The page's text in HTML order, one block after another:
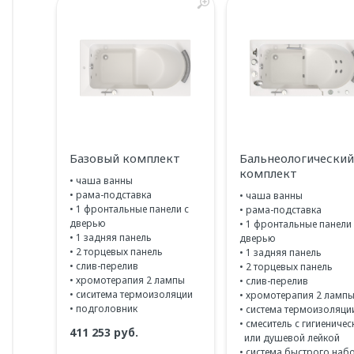
Базовый комплект
• чаша ванны
• рама-подставка
• 1 фронтальные панели с
дверью
• 1 задняя панель
• 2 торцевых панель
• слив-перелив
• хромотерапия 2 лампы
• сиситема термоизоляции
• подголовник
411 253 руб.
Бальнеологический
комплект
• чаша ванны
• рама-подставка
• 1 фронтальные панели
дверью
• 1 задняя панель
• 2 торцевых панель
• слив-перелив
• хромотерапия 2 лампы
• система
• смеситель с
или душевой лейкой